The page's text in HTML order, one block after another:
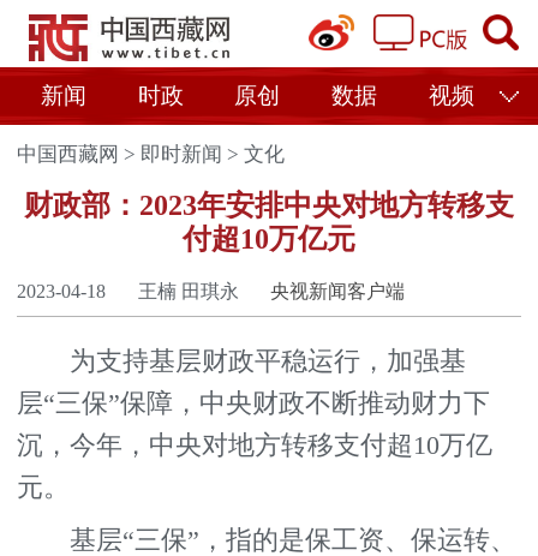
新闻 时政 原创 数据 视频
中国西藏网 > 即时新闻 >文化
财政部：2023年安排中央对地方转移支
付超10万亿元
2023-04-18 王楠 田琪永 央视新闻客户端
为支持基层财政平稳运行，加强基
层“三保”保障，中央财政不断推动财力下
沉，今年，中央对地方转移支付超10万亿
元。
基层“三保”，指的是保工资、保运转、